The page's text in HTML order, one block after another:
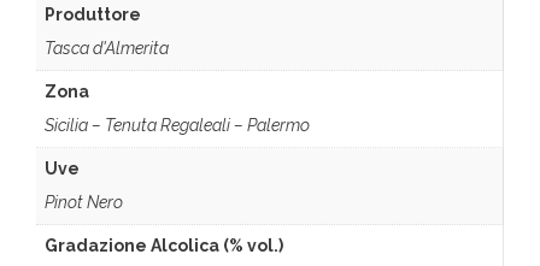
Produttore
Tasca d'Almerita
Zona
Sicilia – Tenuta Regaleali – Palermo
Uve
Pinot Nero
Gradazione Alcolica (% vol.)